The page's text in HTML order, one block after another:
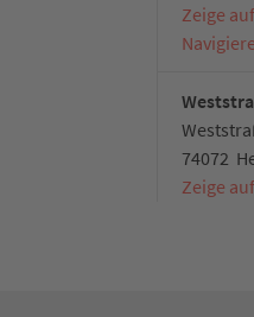
Zeige
74072
Zeige